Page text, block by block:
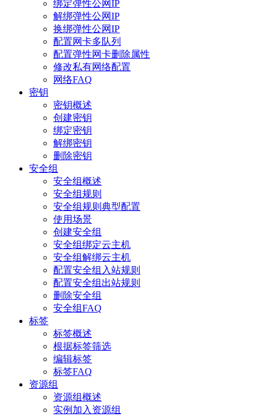
绑定弹性公网IP
解绑弹性公网IP
换绑弹性公网IP
配置网卡多队列
配置弹性网卡删除属性
修改私有网络配置
网络FAQ
密钥
密钥概述
创建密钥
绑定密钥
解绑密钥
删除密钥
安全组
安全组概述
安全组规则
安全组规则典型配置
使用场景
创建安全组
安全组绑定云主机
安全组解绑云主机
配置安全组入站规则
配置安全组出站规则
删除安全组
安全组FAQ
标签
标签概述
根据标签筛选
编辑标签
标签FAQ
资源组
资源组概述
实例加入资源组